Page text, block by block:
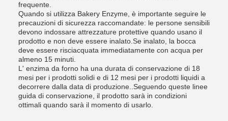
frequente.
Quando si utilizza Bakery Enzyme, è importante seguire le
precauzioni di sicurezza raccomandate: le persone sensibili
devono indossare attrezzature protettive quando usano il
prodotto e non deve essere inalato.Se inalato, la bocca
deve essere risciacquata immediatamente con acqua per
almeno 15 minuti.
L' enzima da forno ha una durata di conservazione di 18
mesi per i prodotti solidi e di 12 mesi per i prodotti liquidi a
decorrere dalla data di produzione..Seguendo queste linee
guida di conservazione, il prodotto sarà in condizioni
ottimali quando sarà il momento di usarlo.